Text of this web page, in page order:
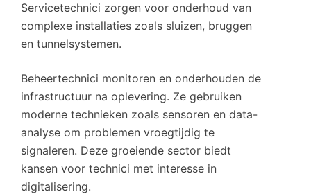
Servicetechnici zorgen voor onderhoud van
complexe installaties zoals sluizen, bruggen
en tunnelsystemen.
Beheertechnici monitoren en onderhouden de
infrastructuur na oplevering. Ze gebruiken
moderne technieken zoals sensoren en data-
analyse om problemen vroegtijdig te
signaleren. Deze groeiende sector biedt
kansen voor technici met interesse in
digitalisering.